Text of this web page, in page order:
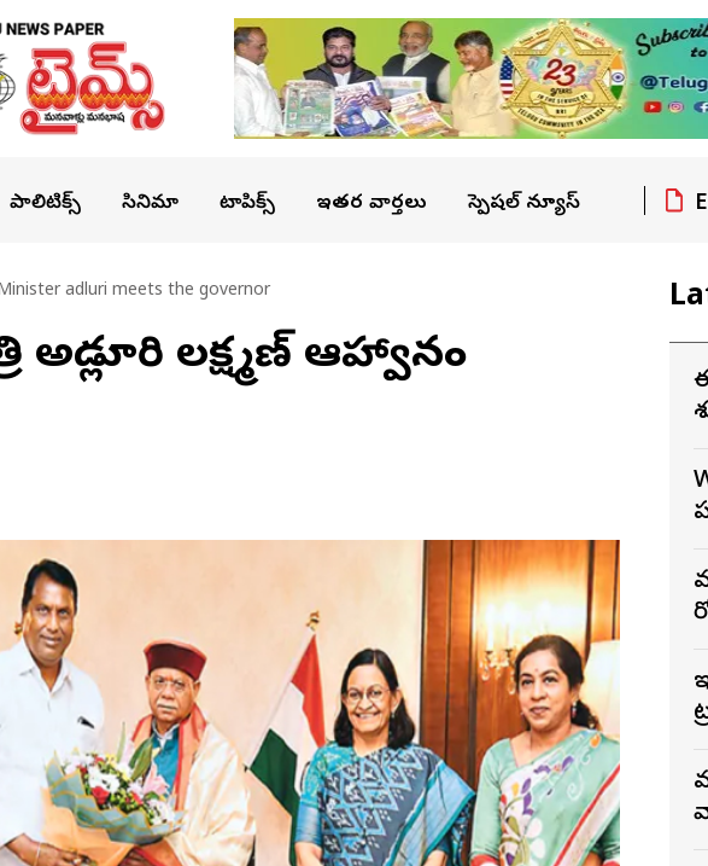
పాలిటిక్స్ సినిమా టాపిక్స్ ఇతర వార్తలు స్పెషల్ న్యూస్
adluri meets the governor
అడ్లూరి లక్ష్మణ్ ఆహ్వానం